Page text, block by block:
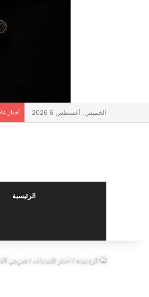
الخميس, أغسطس 6 2026 أخبار
الرئيسية
الرئيسية/ اخبار للسيدات/تجرِبتي